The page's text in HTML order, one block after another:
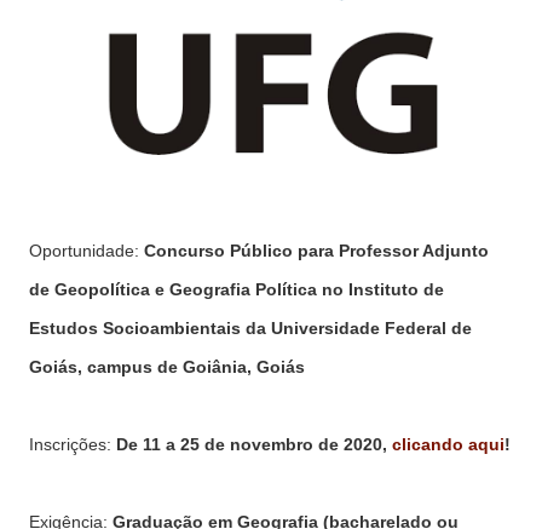
Oportunidade: Concurso Público para Professor Adjunto
de Geopolítica e Geografia Política no Instituto de
Estudos Socioambientais da Universidade Federal de
Goiás, campus de Goiânia, Goiás
Inscrições: De 11 a 25 de novembro de 2020, clicando aqui!
Exigência: Graduação em Geografia (bacharelado ou